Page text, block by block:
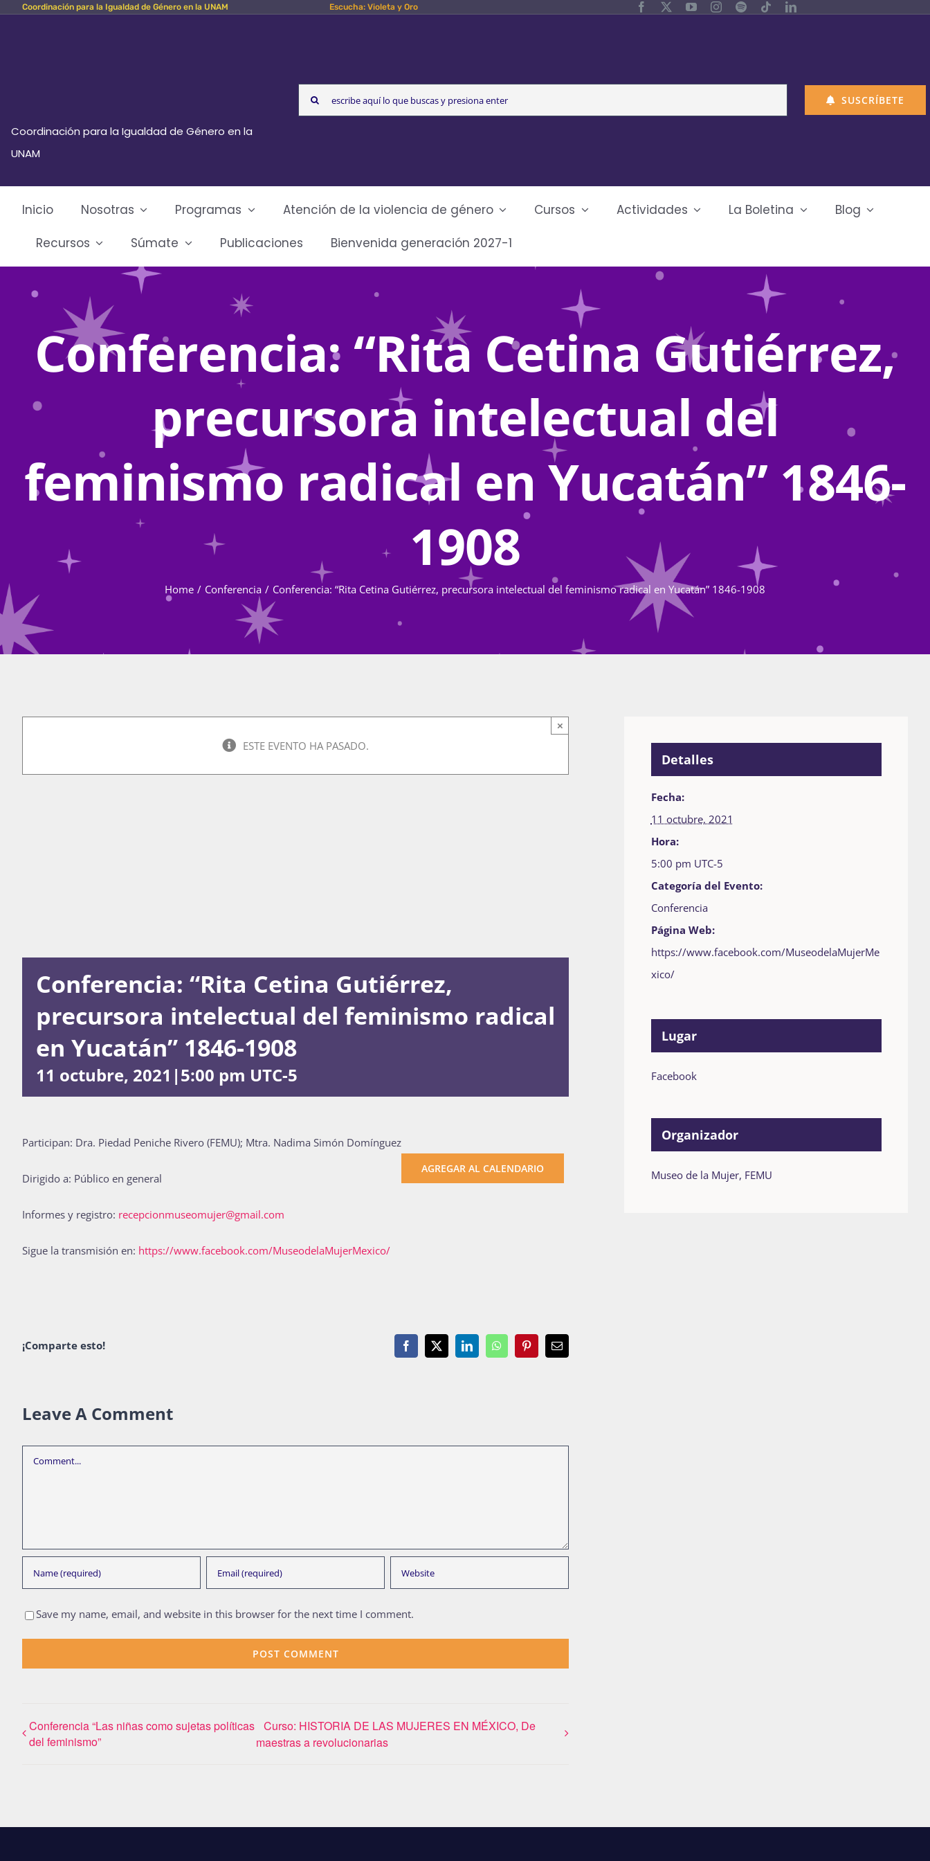
Skip Coordinación para la Igualdad de Género en la UNAM Escucha: Violeta y Oro
Coordinación para la Igualdad de Género en la
UNAM
Search
for:
SUSCRÍBETE
Inicio Nosotras Programas Atención de la violencia de género Cursos Actividades La Boletina
Blog
Recursos
Súmate Publicaciones Bienvenida generación 2027-1
Conferencia: “Rita Cetina Gutiérrez,
precursora intelectual del
feminismo radical en Yucatán” 1846-
1908
Home Conferencia Conferencia: “Rita Cetina Gutiérrez, precursora intelectual del feminismo radical en Yucatán” 1846-1908
ESTE EVENTO HA PASADO.
×
Conferencia: “Rita Cetina Gutiérrez,
precursora intelectual del feminismo radical
en Yucatán” 1846-1908
11 octubre, 2021|5:00 pm UTC-5
Participan: Dra. Piedad Peniche Rivero (FEMU); Mtra. Nadima Simón Domínguez
Dirigido a: Público en general
Informes y registro: recepcionmuseomujer@gmail.com
Sigue la transmisión en: https://www.facebook.com/MuseodelaMujerMexico/
AGREGAR AL CALENDARIO
¡Comparte esto! Facebook
X LinkedInWhatsAppPinterestEmail
Leave A Comment
Comment
Save my name, email, and website in this browser for the next time I comment.
Conferencia “Las niñas como sujetas políticas
del feminismo”
Curso: HISTORIA DE LAS MUJERES EN MÉXICO, De
maestras a revolucionarias
Detalles
Fecha:
11 octubre, 2021
Hora:
5:00 pm UTC-5
Categoría del Evento:
Conferencia
Página Web:
https://www.facebook.com/MuseodelaMujerMe
xico/
Lugar
Facebook
Organizador
Museo de la Mujer, FEMU